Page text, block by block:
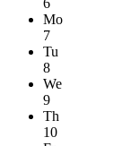
6
Mo
7
Tu
8
We
9
Th
10